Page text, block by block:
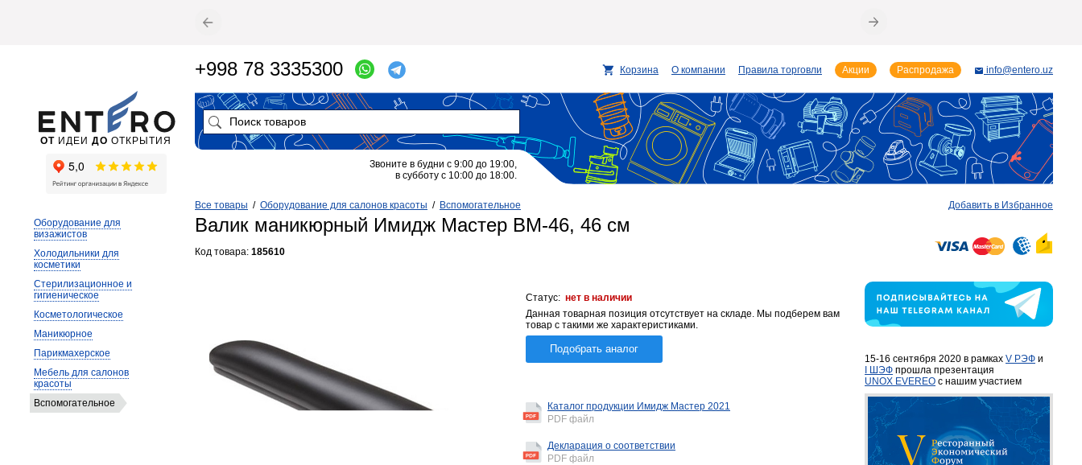
Все товары / Оборудование для салонов красоты / Вспомогательное
Валик маникюрный Имидж Мастер ВМ-46, 46 см
Код товара: 185610
Статус: нет в наличии
Данная товарная позиция отсутствует на складе. Мы подберем вам
товар с такими же характеристиками.
Подобрать аналог
Каталог продукции Имидж Мастер 2021
PDF файл
Декларация о соответствии
PDF файл
Добавить в Избранное
15-16 сентября 2020 в рамках V РЭФ и
I ШЭФ прошла презентация
UNOX EVEREO с нашим участием
Оборудование для
визажистов
Холодильники для
косметики
Стерилизационное и
гигиеническое
Косметологическое
Маникюрное
Парикмахерское
Мебель для салонов
красоты
Вспомогательное
ОТ ИДЕИ ДО ОТКРЫТИЯ
+998 78 3335300 Корзина О компании Правила торговли Акции Распродажа info@entero.uz
Звоните в будни с 9:00 до 19:00,
в субботу с 10:00 до 18:00.